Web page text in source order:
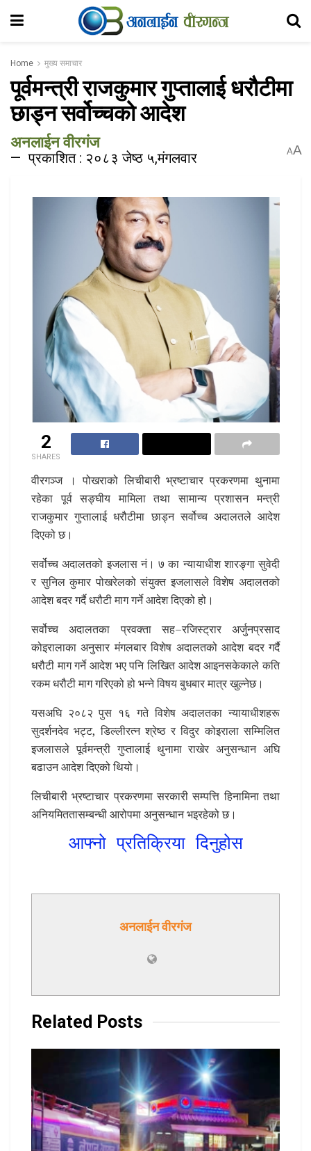
Home मुख्य समाचार
पूर्वमन्त्री राजकुमार गुप्तालाई धरौटीमा
छाड्न सर्वोच्चको आदेश
अनलाईन वीरगंज
प्रकाशित : २०८३ जेष्ठ ५,मंगलवार AA
2
SHARES
वीरगञ्ज । पोखराको लिचीबारी भ्रष्टाचार प्रकरणमा थुनामा
रहेका पूर्व सङ्घीय मामिला तथा सामान्य प्रशासन मन्त्री
राजकुमार गुप्तालाई धरौटीमा छाड्न सर्वोच्च अदालतले आदेश
दिएको छ।
सर्वोच्च अदालतको इजलास नं। ७ का न्यायाधीश शारङ्गा सुवेदी
र सुनिल कुमार पोखरेलको संयुक्त इजलासले विशेष अदालतको
आदेश बदर गर्दै धरौटी माग गर्ने आदेश दिएको हो।
सर्वोच्च अदालतका प्रवक्ता सह–रजिस्ट्रार अर्जुनप्रसाद
कोइरालाका अनुसार मंगलबार विशेष अदालतको आदेश बदर गर्दै
धरौटी माग गर्ने आदेश भए पनि लिखित आदेश आइनसकेकाले कति
रकम धरौटी माग गरिएको हो भन्ने विषय बुधबार मात्र खुल्नेछ।
यसअघि २०८२ पुस १६ गते विशेष अदालतका न्यायाधीशहरू
सुदर्शनदेव भट्ट, डिल्लीरत्न श्रेष्ठ र विदुर कोइराला सम्मिलित
इजलासले पूर्वमन्त्री गुप्तालाई थुनामा राखेर अनुसन्धान अघि
बढाउन आदेश दिएको थियो।
लिचीबारी भ्रष्टाचार प्रकरणमा सरकारी सम्पत्ति हिनामिना तथा
अनियमिततासम्बन्धी आरोपमा अनुसन्धान भइरहेको छ।
आफ्नो प्रतिक्रिया दिनुहोस
अनलाईन वीरगंज
Related Posts